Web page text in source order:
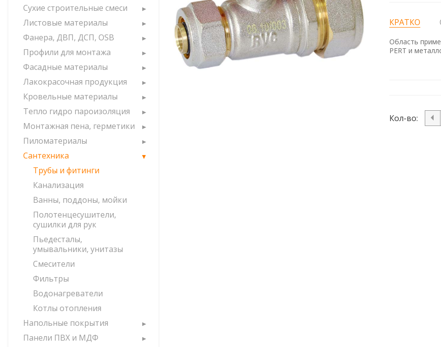
Сухие строительные смеси
Листовые материалы
Фанера, ДВП, ДСП, OSB
Профили для монтажа
Фасадные материалы
Лакокрасочная продукция
Кровельные материалы
Тепло гидро пароизоляция
Монтажная пена, герметики
Пиломатериалы
Сантехника
Трубы и фитинги
Канализация
Ванны, поддоны, мойки
Полотенцесушители,
сушилки для рук
Пьедесталы,
умывальники, унитазы
Смесители
Фильтры
Водонагреватели
Котлы отопления
Напольные покрытия
Панели ПВХ и МДФ
КРАТКО
Область
PERT и
Кол-во: